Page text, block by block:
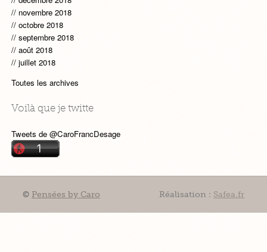
novembre 2018
octobre 2018
septembre 2018
août 2018
juillet 2018
Toutes les archives
Voilà que je twitte
Tweets de @CaroFrancDesage
© Pensées by Caro Réalisation : Safea.fr